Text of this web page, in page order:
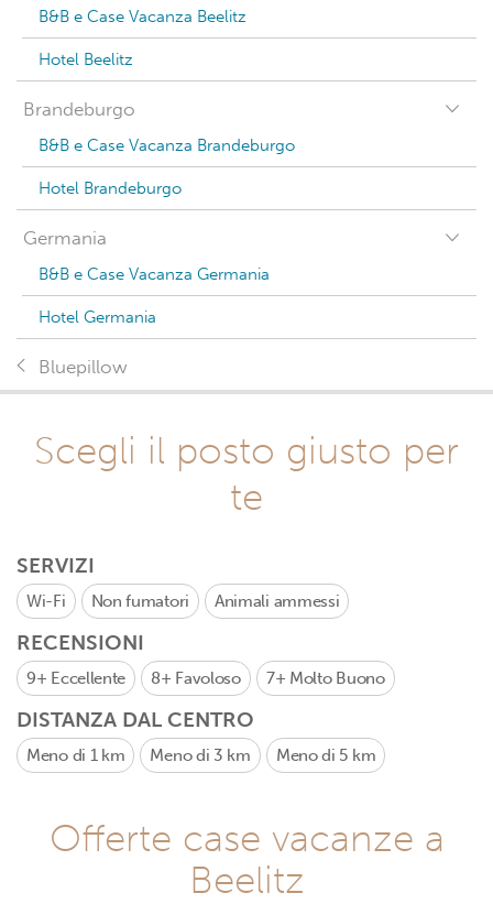
B&B e Case Vacanza Beelitz
Hotel Beelitz
Brandeburgo
B&B e Case Vacanza Brandeburgo
Hotel Brandeburgo
Germania
B&B e Case Vacanza Germania
Hotel Germania
Bluepillow
Scegli il posto giusto per
te
SERVIZI
Wi-Fi Non fumatori Animali ammessi
RECENSIONI
9+ Eccellente 8+ Favoloso 7+ Molto Buono
DISTANZA DAL CENTRO
Meno di 1 km Meno di 3 km Meno di 5 km
Offerte case vacanze a
Beelitz